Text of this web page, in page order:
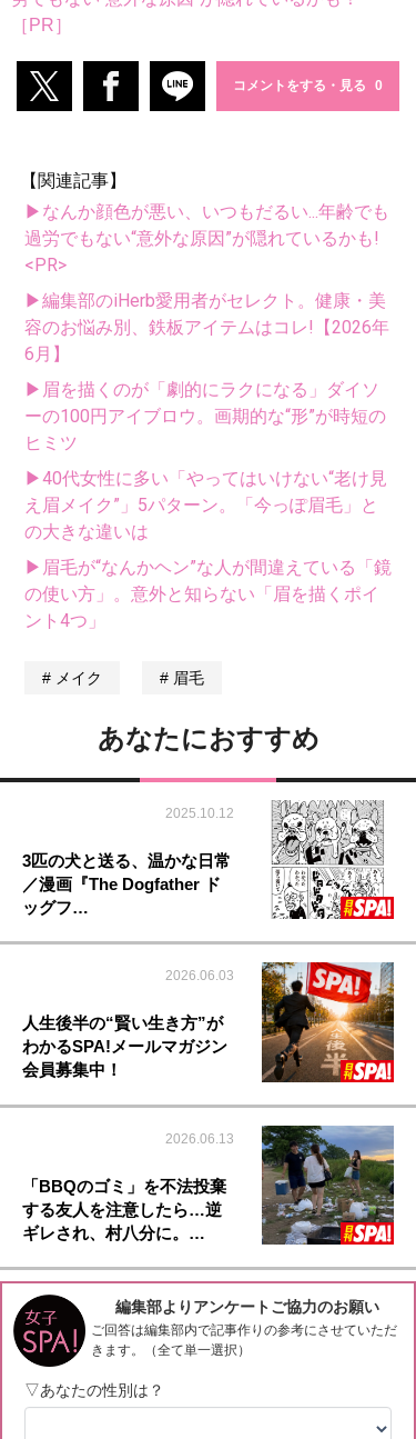
［PR］
コメントをする・見る
【関連記事】
▶なんか顔色が悪い、いつもだるい...年齢でも
過労でもない“意外な原因”が隠れているかも!
<PR>
▶編集部のiHerb愛用者がセレクト。健康・美
容のお悩み別、鉄板アイテムはコレ!【2026年
6月】
▶眉を描くのが「劇的にラクになる」ダイソ
ーの100円アイブロウ。画期的な“形”が時短の
ヒミツ
▶40代女性に多い「やってはいけない“老け見
え眉メイク”」5パターン。「今っぽ眉毛」と
の大きな違いは
▶眉毛が“なんかヘン”な人が間違えている「鏡
の使い方」。意外と知らない「眉を描くポイ
ント4つ」
メイク 眉毛
あなたにおすすめ
2025.10.12
3匹の犬と送る、温かな日常
／漫画『The Dogfather ド
ッグフ…
2026.06.03
人生後半の“賢い生き方”が
わかるSPA!メールマガジン
会員募集中！
2026.06.13
「BBQのゴミ」を不法投棄
する友人を注意したら…逆
ギレされ、村八分に。…